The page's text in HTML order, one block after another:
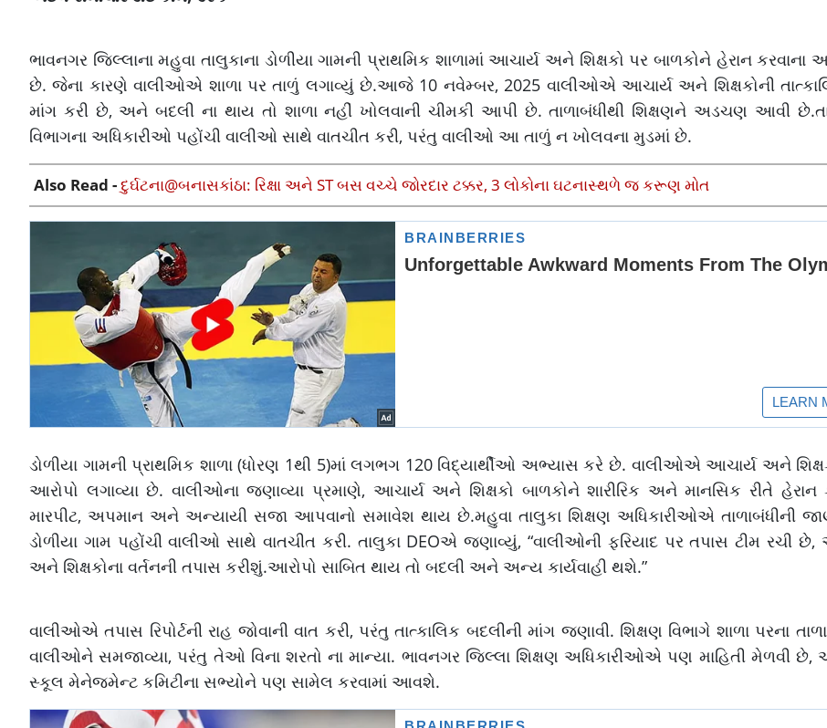
ભાવનગર જિલ્લાના મહુવા તાલુકાના ડોળીયા ગામની પ્રાથમિક શાળામાં આચાર્ય અને શિક્ષકો પર બાળકોને હેરાન કરવાના
છે. જેના કારણે વાલીઓએ શાળા પર તાળું લગાવ્યું છે.આજે 10 નવેમ્બર, 2025 વાલીઓએ આચાર્ય અને શિક્ષકોની
માંગ કરી છે, અને બદલી ના થાય તો શાળા નહીં ખોલવાની ચીમકી આપી છે. તાળાબંધીથી શિક્ષણને અડચણ આવી
વિભાગના અધિકારીઓ પહોંચી વાલીઓ સાથે વાતચીત કરી, પરંતુ વાલીઓ આ તાળું ન ખોલવના મુડમાં છે.
Also Read -દુર્ઘટના@બનાસકાંઠા: રિક્ષા અને ST બસ વચ્ચે જોરદાર ટક્કર, 3 લોકોના ઘટનાસ્થળે જ કરૂણ મોત
ડોળીયા ગામની પ્રાથમિક શાળા (ધોરણ 1થી 5)માં લગભગ 120 વિદ્યાર્થીઓ અભ્યાસ કરે છે. વાલીઓએ આચાર્ય અને
આરોપો લગાવ્યા છે. વાલીઓના જણાવ્યા પ્રમાણે, આચાર્ય અને શિક્ષકો બાળકોને શારીરિક અને માનસિક રીતે
મારપીટ, અપમાન અને અન્યાયી સજા આપવાનો સમાવેશ થાય છે.મહુવા તાલુકા શિક્ષણ અધિકારીઓએ તાળાબંધીની
ડોળીયા ગામ પહોંચી વાલીઓ સાથે વાતચીત કરી. તાલુકા DEOએ જણાવ્યું, “વાલીઓની ફરિયાદ પર તપાસ ટીમ રચી
અને શિક્ષકોના વર્તનની તપાસ કરીશું.આરોપો સાબિત થાય તો બદલી અને અન્ય કાર્યવાહી થશે.”
વાલીઓએ તપાસ રિપોર્ટની રાહ જોવાની વાત કરી, પરંતુ તાત્કાલિક બદલીની માંગ જણાવી. શિક્ષણ વિભાગે શાળા પરના
વાલીઓને સમજાવ્યા, પરંતુ તેઓ વિના શરતો ના માન્યા. ભાવનગર જિલ્લા શિક્ષણ અધિકારીઓએ પણ માહિતી મેળવી છે,
સ્કૂલ મેનેજમેન્ટ કમિટીના સભ્યોને પણ સામેલ કરવામાં આવશે.